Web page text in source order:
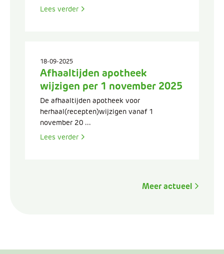
Lees verder
18-09-2025
Afhaaltijden apotheek
wijzigen per 1 november 2025
De afhaaltijden apotheek voor
herhaal(recepten)wijzigen vanaf 1
november 20 ...
Lees verder
Meer actueel